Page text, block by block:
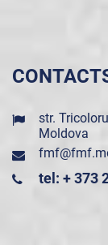
str.
Moldova
tel: + 373